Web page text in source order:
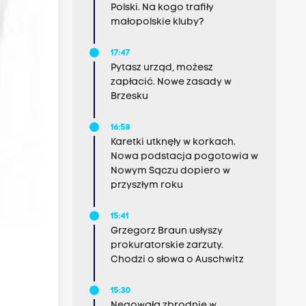
Polski. Na kogo trafiły
małopolskie kluby?
17:47
Pytasz urząd, możesz
zapłacić. Nowe zasady w
Brzesku
16:58
Karetki utknęły w korkach.
Nowa podstacja pogotowia w
Nowym Sączu dopiero w
przyszłym roku
15:41
Grzegorz Braun usłyszy
prokuratorskie zarzuty.
Chodzi o słowa o Auschwitz
15:30